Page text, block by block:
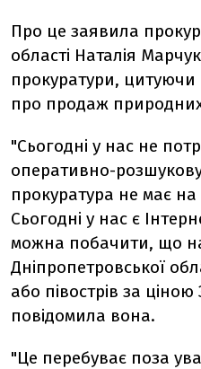
Про це заявила
області Наталія
прокуратури,
про продаж природних
"Сьогодні у нас не
оперативно-розшукову
прокуратура не має на
Сьогодні у нас є
можна побачити, що
Дніпропетровської
або півострів за
повідомила вона.
"Це перебуває поза